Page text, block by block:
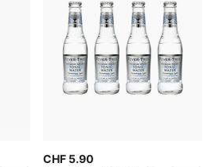
CHF 5.90